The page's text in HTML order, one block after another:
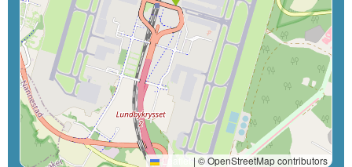
Leaflet | © OpenStreetMap contributors